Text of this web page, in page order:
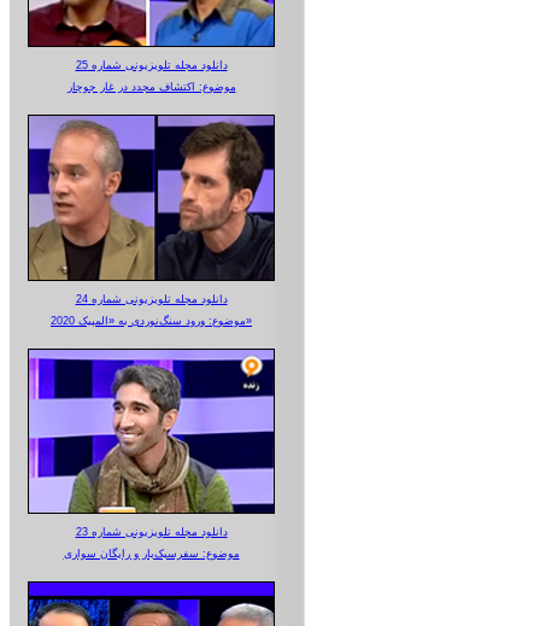
دانلود مجله تلویزیونی شماره 25
موضوع: اکتشاف مجدد در غار جوجار
دانلود مجله تلویزیونی شماره 24
موضوع: ورود سنگ‌نوردی به «المپیک 2020»
دانلود مجله تلویزیونی شماره 23
موضوع: سفرسبک‌بار و رایگان سواری